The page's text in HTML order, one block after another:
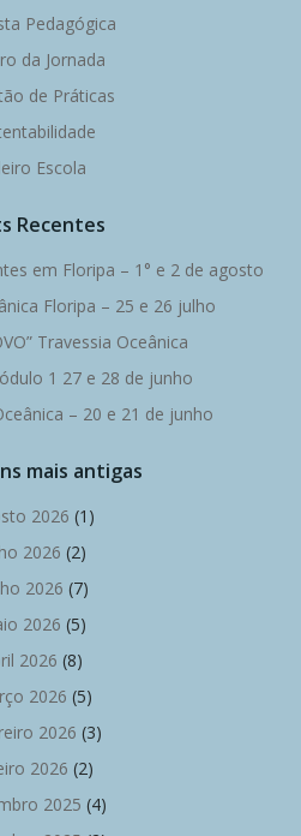
Pedagógica
da Jornada
de Práticas
Escola
Recentes
em Floripa – 1° e 2 de agosto
Floripa – 25 e 26 julho
Travessia Oceânica
1 27 e 28 de junho
– 20 e 21 de junho
mais antigas
2026 (1)
2026 (2)
2026 (7)
2026 (5)
2026 (8)
2026 (5)
2026 (3)
2026 (2)
2025 (4)